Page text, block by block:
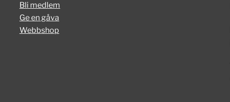
Bli medlem
Ge en gåva
Webbshop